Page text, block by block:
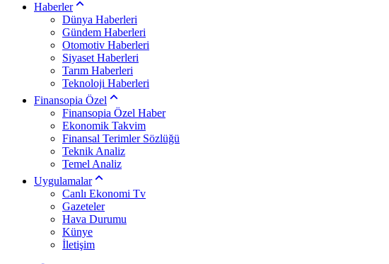
Haberler
Dünya Haberleri
Gündem Haberleri
Otomotiv Haberleri
Siyaset Haberleri
Tarım Haberleri
Teknoloji Haberleri
Finansopia Özel
Finansopia Özel Haber
Ekonomik Takvim
Finansal Terimler Sözlüğü
Teknik Analiz
Temel Analiz
Uygulamalar
Canlı Ekonomi Tv
Gazeteler
Hava Durumu
Künye
İletişim